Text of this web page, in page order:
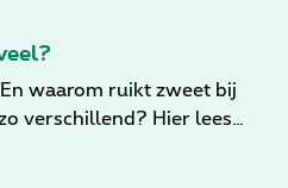
waarom ruikt zweet bij
verschillend? Hier lees
zweet en wat je kan
een probleem wordt.